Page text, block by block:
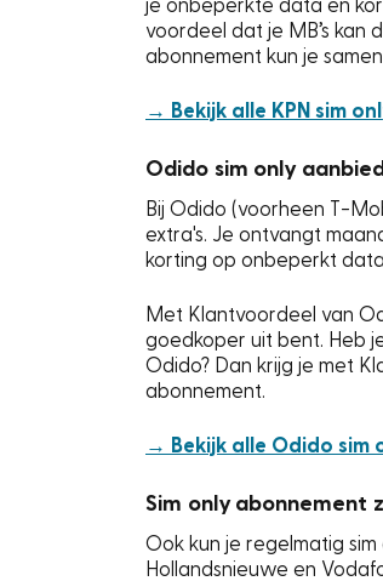
je onbeperkte data en
voordeel dat je MB’s
abonnement kun je
→ Bekijk alle KPN sim
Odido sim only
Bij Odido (voorheen T-
extra's. Je ontvangt
korting op onbeperkt
Met Klantvoordeel van
goedkoper uit bent. Heb
Odido? Dan krijg je met
abonnement.
→ Bekijk alle Odido sim
Sim only abonnement
Ook kun je regelmatig
Hollandsnieuwe en